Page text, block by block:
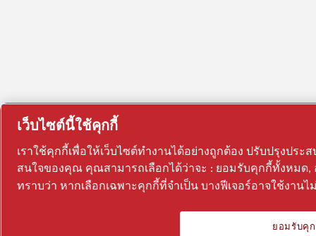
เว็บไซต์นี้ใช้คุกกี้
เราใช้คุกกี้เพื่อให้เว็บไซต์ทำงานได้อย่างถูกต้อง ปรับปรุงป
สนใจของคุณ คุณสามารถเลือกได้ว่าจะ : ยอมรับคุกกี้ทั้งหมด,
ทราบว่า หากเลือกเฉพาะคุกกี้ที่จำเป็น บางฟีเจอร์อาจใช้งาน
ยอมรับคุ